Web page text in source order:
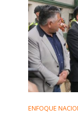
ENFOQUE